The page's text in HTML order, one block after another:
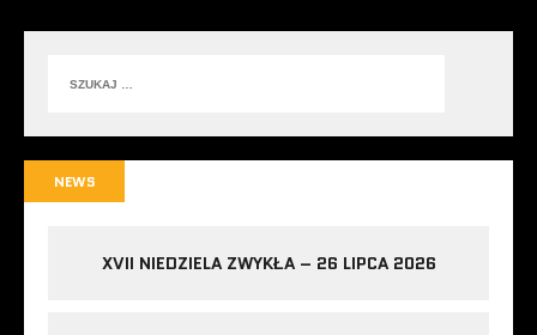
NEWS
XVII NIEDZIELA ZWYKŁA – 26 LIPCA 2026